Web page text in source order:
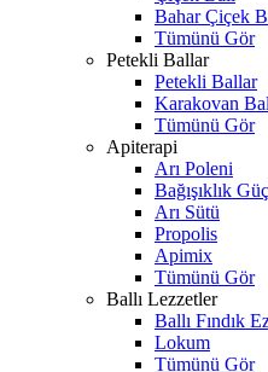
Bahar Çiçek
Tümünü Gör
Petekli Ballar
Petekli Ballar
Karakovan
Tümünü Gör
Apiterapi
Arı Poleni
Bağışıklık
Arı Sütü
Propolis
Apimix
Tümünü Gör
Ballı Lezzetler
Ballı Fındık
Lokum
Tümünü Gör